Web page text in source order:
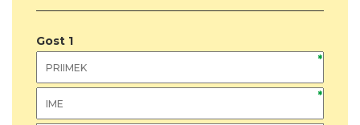
Gost 1
*
*